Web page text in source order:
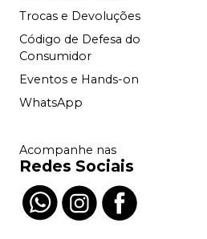
Trocas e Devoluções
Código de Defesa do
Consumidor
Eventos e Hands-on
WhatsApp
Acompanhe nas
Redes Sociais